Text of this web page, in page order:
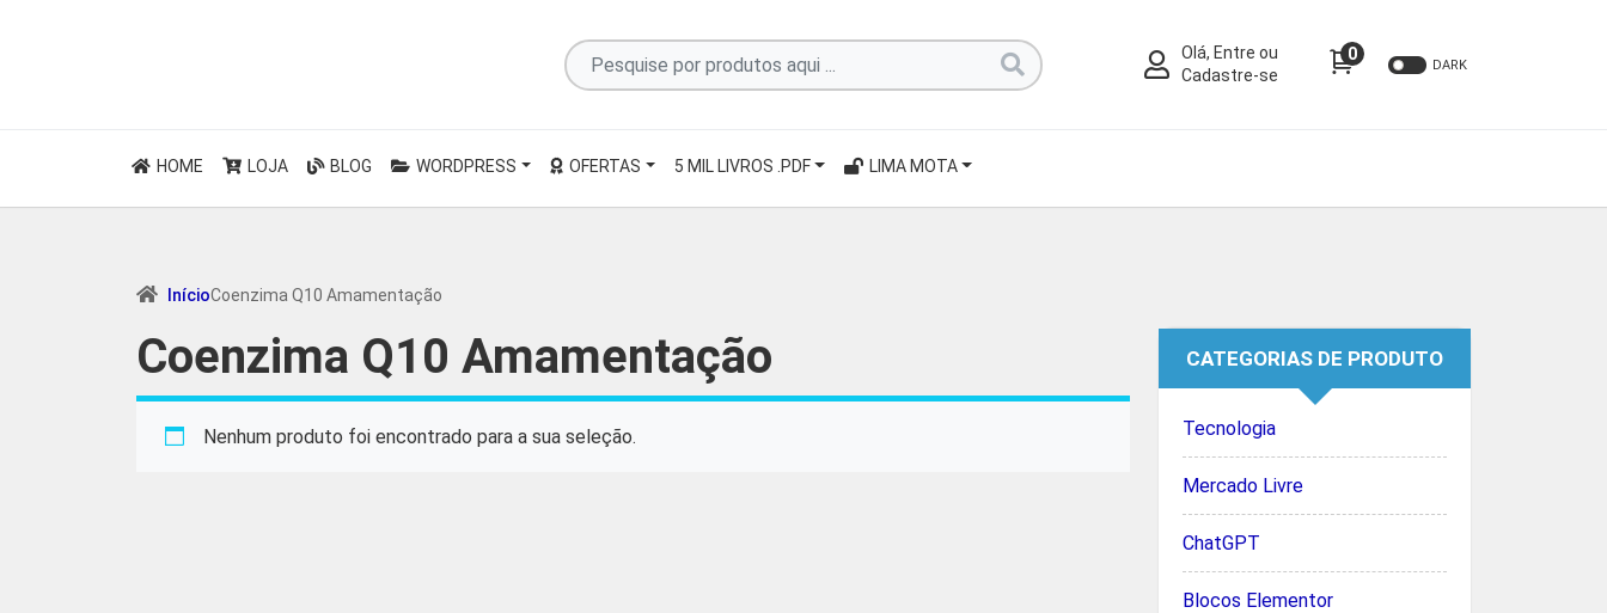
Pesquise
por
Olá, Entre ou
Cadastre-se
0
DARK
HOME LOJA BLOG WORDPRESS OFERTAS 5 MIL LIVROS .PDF LIMA MOTA
InícioCoenzima Q10 Amamentação
Coenzima Q10 Amamentação
Nenhum produto foi encontrado para a sua seleção.
CATEGORIAS DE PRODUTO
Tecnologia
Mercado Livre
ChatGPT
Blocos Elementor